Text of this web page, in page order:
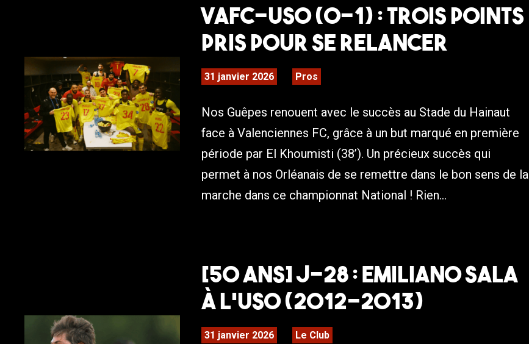
VAFC-USO (0-1) : Trois points
pris pour se relancer
31 janvier 2026 Pros
Nos Guêpes renouent avec le succès au Stade du Hainaut
face à Valenciennes FC, grâce à un but marqué en première
période par El Khoumisti (38’). Un précieux succès qui
permet à nos Orléanais de se remettre dans le bon sens de la
marche dans ce championnat National ! Rien...
[50 ans] J-28 : Emiliano Sala
à l’USO (2012-2013)
31 janvier 2026 Le Club